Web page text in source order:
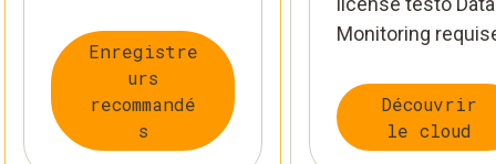
Enregistre
urs
recommandé
s
Monitoring
Découvrir
le cloud